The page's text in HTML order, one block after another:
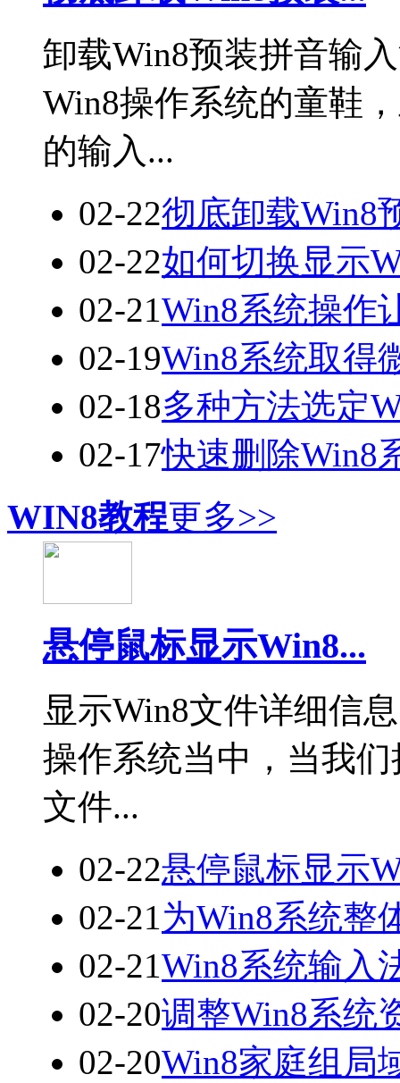
卸载Win8预装拼音输
Win8操作系统的童鞋
的输入...
02-22彻底卸载Win8
02-22如何切换显示
02-21Win8系统操作
02-19Win8系统取得
02-18多种方法选定
02-17快速删除Win8
WIN8教程更多>>
悬停鼠标显示Win8...
显示Win8文件详细信
操作系统当中，当我
文件...
02-22悬停鼠标显示
02-21为Win8系统整
02-21Win8系统输入
02-20调整Win8系统
02-20Win8家庭组局